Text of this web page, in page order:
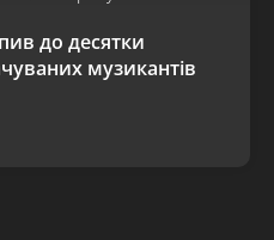
до десятки
музикантів